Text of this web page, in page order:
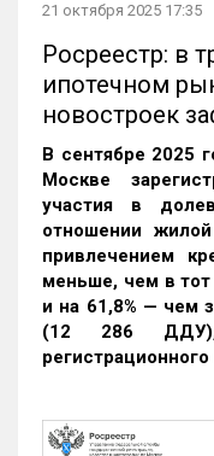
21 октября 2025 17:35
Росреестр: в
ипотечном
новостроек
В сентябре 2025
Москве
участия в
отношении
привлечением
меньше, чем в
и на 61,8% — чем
(12 286 ДДУ)